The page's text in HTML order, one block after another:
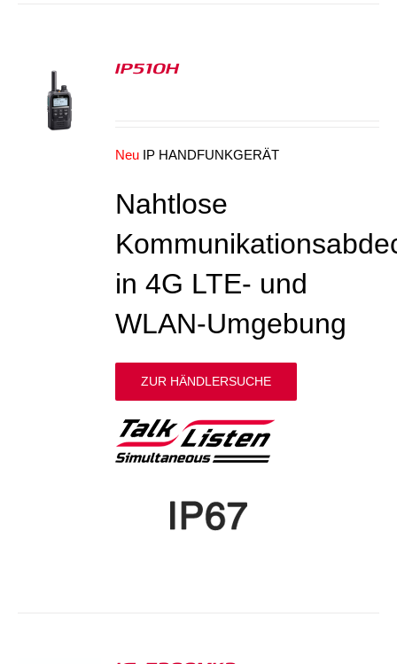
IP510H
Neu IP HANDFUNKGERÄT
Nahtlose
in 4G LTE- und
WLAN-Umgebung
ZUR HÄNDLERSUCHE